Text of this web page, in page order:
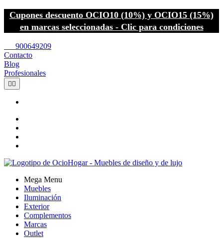
Cupones descuento OCIO10 (10%) y OCIO15 (15%)
en marcas seleccionadas - Clic para condiciones
900649209
Contacto
Blog
Profesionales
 
Mega Menu
Muebles
Iluminación
Exterior
Complementos
Marcas
Outlet